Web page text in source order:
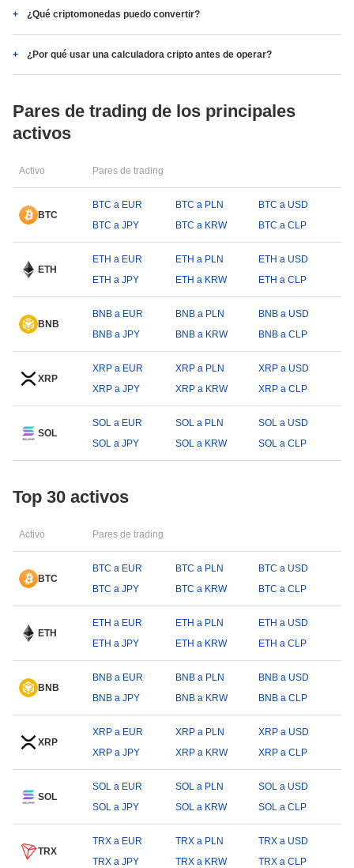
¿Qué criptomonedas puedo convertir?
¿Por qué usar una calculadora cripto antes de operar?
Pares de trading de los principales
activos
Activo Pares de trading
BTC
BTC a EUR BTC a PLN
BTC a USD
BTC a JPY
BTC a KRW BTC a CLP
ETH
ETH a EUR ETH a PLN
ETH a USD
ETH a JPY
ETH a KRW ETH a CLP
BNB
BNB a EUR BNB a PLN
BNB a USD
BNB a JPY
BNB a KRW BNB a CLP
XRP
XRP a EUR XRP a PLN
XRP a USD
XRP a JPY
XRP a KRW XRP a CLP
SOL
SOL a EUR SOL a PLN
SOL a USD
SOL a JPY
SOL a KRW SOL a CLP
Top 30 activos
Activo Pares de trading
BTC
BTC a EUR BTC a PLN
BTC a USD
BTC a JPY
BTC a KRW BTC a CLP
ETH
ETH a EUR ETH a PLN
ETH a USD
ETH a JPY
ETH a KRW ETH a CLP
BNB
BNB a EUR BNB a PLN
BNB a USD
BNB a JPY
BNB a KRW BNB a CLP
XRP
XRP a EUR XRP a PLN
XRP a USD
XRP a JPY
XRP a KRW XRP a CLP
SOL
SOL a EUR SOL a PLN
SOL a USD
SOL a JPY
SOL a KRW SOL a CLP
TRX
TRX a EUR TRX a PLN
TRX a USD
TRX a JPY
TRX a KRW TRX a CLP